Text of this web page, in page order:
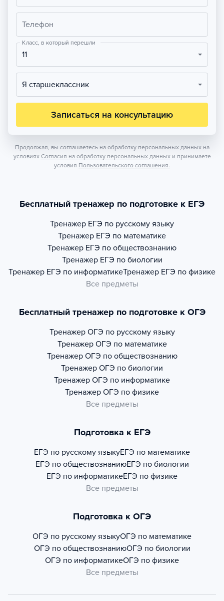
Телефон
Класс, в который перешли
11
Я старшеклассник
Записаться на консультацию
Продолжая, вы соглашаетесь на обработку персональных данных на
условиях Согласия на обработку персональных данных и принимаете
условия Пользовательского соглашения.
Бесплатный тренажер по подготовке к ЕГЭ
Тренажер ЕГЭ по русскому языку
Тренажер ЕГЭ по математике
Тренажер ЕГЭ по обществознанию
Тренажер ЕГЭ по биологии
Тренажер ЕГЭ по информатикеТренажер ЕГЭ по физике
Все предметы
Бесплатный тренажер по подготовке к ОГЭ
Тренажер ОГЭ по русскому языку
Тренажер ОГЭ по математике
Тренажер ОГЭ по обществознанию
Тренажер ОГЭ по биологии
Тренажер ОГЭ по информатике
Тренажер ОГЭ по физике
Все предметы
Подготовка к ЕГЭ
ЕГЭ по русскому языкуЕГЭ по математике
ЕГЭ по обществознаниюЕГЭ по биологии
ЕГЭ по информатикеЕГЭ по физике
Все предметы
Подготовка к ОГЭ
ОГЭ по русскому языкуОГЭ по математике
ОГЭ по обществознаниюОГЭ по биологии
ОГЭ по информатикеОГЭ по физике
Все предметы